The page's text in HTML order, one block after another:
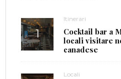
Itinerari
Cocktail bar a
locali visitare
canadese
Locali